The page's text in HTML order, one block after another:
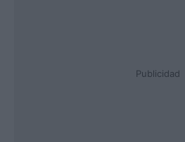
Publicidad